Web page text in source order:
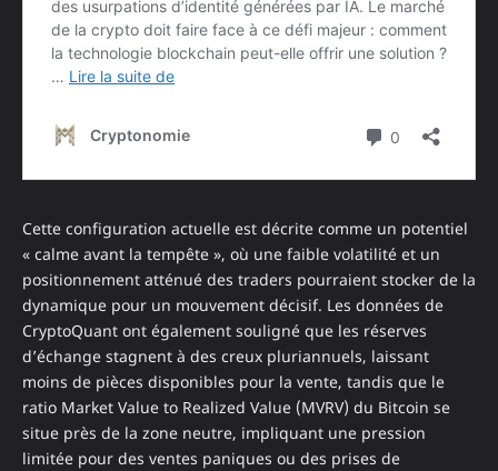
Cette configuration actuelle est décrite comme un potentiel
« calme avant la tempête », où une faible volatilité et un
positionnement atténué des traders pourraient stocker de la
dynamique pour un mouvement décisif. Les données de
CryptoQuant ont également souligné que les réserves
d’échange stagnent à des creux pluriannuels, laissant
moins de pièces disponibles pour la vente, tandis que le
ratio Market Value to Realized Value (MVRV) du Bitcoin se
situe près de la zone neutre, impliquant une pression
limitée pour des ventes paniques ou des prises de